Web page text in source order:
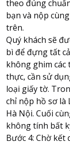
theo đúng
bạn và nộp
trên.
Quý khách sẽ
bì để đựng tất
không ghim các
thực, cần sử
loại giấy tờ.
chỉ nộp hồ sơ là
Hà Nội. Cuối
không tính bất
Bước 4: Chờ kết